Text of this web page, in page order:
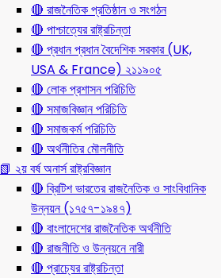
🔴 রাজনৈতিক প্রতিষ্ঠান ও সংগঠন
🔴 পাশ্চাত্যের রাষ্ট্রচিন্তা
🔴 প্রধান প্রধান বৈদেশিক সরকার (UK,
USA & France) ২১১৯০৫
🔴 লোক প্রশাসন পরিচিতি
🔴 সমাজবিজ্ঞান পরিচিতি
🔴 সমাজকর্ম পরিচিতি
🔴 অর্থনীতির মৌলনীতি
📗 ২য় বর্ষ অনার্স রাষ্ট্রবিজ্ঞান
🔴 ব্রিটিশ ভারতের রাজনৈতিক ও সাংবিধানিক
উন্নয়ন (১৭৫৭-১৯৪৭)
🔴 বাংলাদেশের রাজনৈতিক অর্থনীতি
🔴 রাজনীতি ও উন্নয়নে নারী
🔴 প্রাচ্যের রাষ্ট্রচিন্তা